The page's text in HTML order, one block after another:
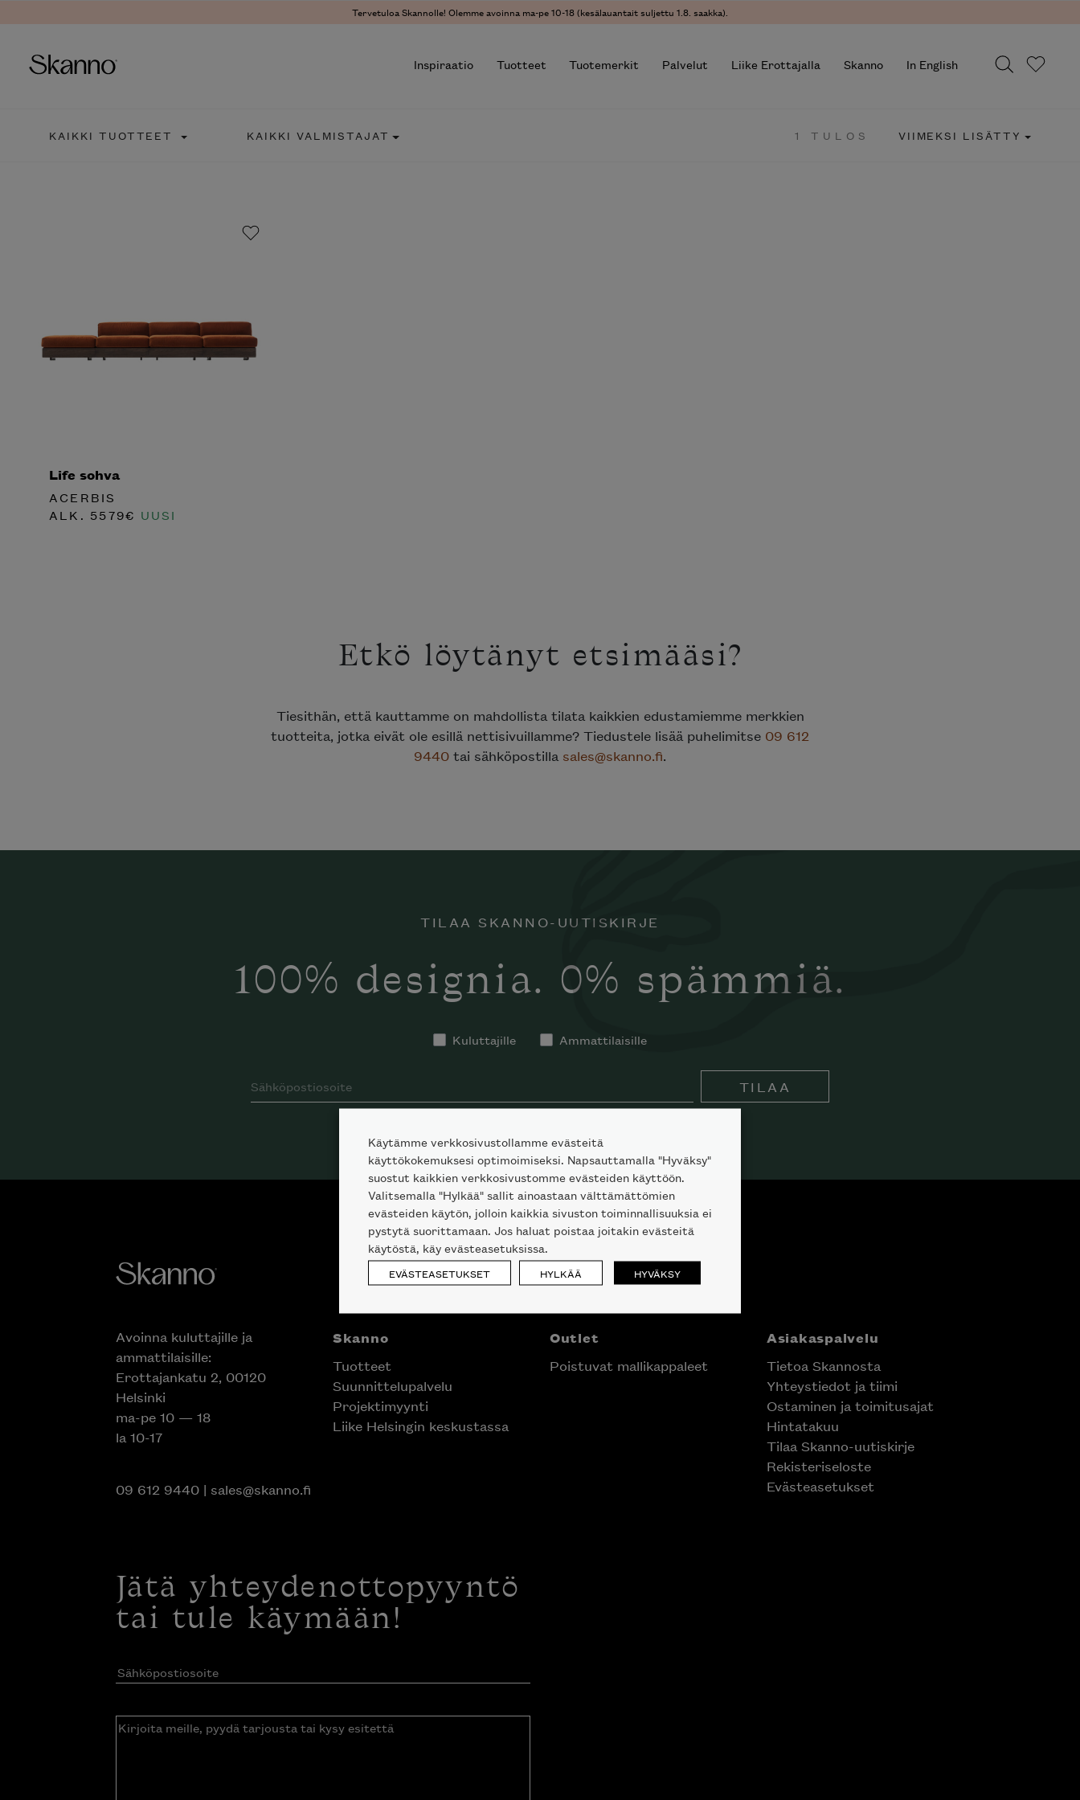
Tervetuloa Skannolle! Olemme avoinna ma-pe 10-18 (kesälauantait suljettu 1.8. saakka).
Inspiraatio Tuotteet Tuotemerkit Palvelut Liike Erottajalla Skanno In English
KAIKKI TUOTTEET KAIKKI VALMISTAJAT 1 TULOS VIIMEKSI LISÄTTY
Life sohva
ACERBIS
ALK. 5579€ UUSI
Etkö löytänyt etsimääsi?
Tiesithän, että kauttamme on mahdollista tilata kaikkien edustamiemme merkkien
tuotteita, jotka eivät ole esillä nettisivuillamme? Tiedustele lisää puhelimitse 09 612
9440 tai sähköpostilla sales@skanno.fi.
TILAA SKANNO-UUTISKIRJE
100% designia. 0% spämmiä.
Kuluttajille Ammattilaisille
TILAA
Avoinna kuluttajille ja
ammattilaisille:
Erottajankatu 2, 00120
Helsinki
ma-pe 10 — 18
la 10-17
09 612 9440| sales@skanno.fi
Skanno
Tuotteet
Suunnittelupalvelu
Projektimyynti
Liike Helsingin keskustassa
Outlet
Poistuvat mallikappaleet
Asiakaspalvelu
Tietoa Skannosta
Yhteystiedot ja tiimi
Ostaminen ja toimitusajat
Hintatakuu
Tilaa Skanno-uutiskirje
Rekisteriseloste
Evästeasetukset
Jätä yhteydenottopyyntö
tai tule käymään!
Sähköpostiosoite(Pakollinen)
Kirjoita
Käytämme verkkosivustollamme evästeitä
käyttökokemuksesi optimoimiseksi. Napsauttamalla "Hyväksy"
suostut kaikkien verkkosivustomme evästeiden käyttöön.
Valitsemalla "Hylkää" sallit ainoastaan välttämättömien
evästeiden käytön, jolloin kaikkia sivuston toiminnallisuuksia ei
pystytä suorittamaan. Jos haluat poistaa joitakin evästeitä
käytöstä, käy evästeasetuksissa.
EVÄSTEASETUKSET HYLKÄÄ HYVÄKSY